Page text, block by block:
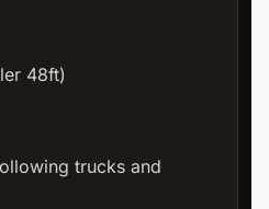
48ft)
trucks and